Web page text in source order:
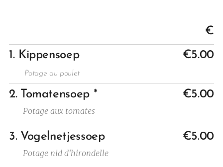
€
1. Kippensoep
Potage au poulet
€5.00
2. Tomatensoep *
Potage aux tomates
€5.00
3. Vogelnetjessoep
Potage nid d'hirondelle
€5.00